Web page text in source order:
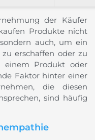
der Käufer
Produkte nicht
auch, um ein
erschaffen oder zu
einem Produkt oder
Faktor hinter einer
die diesen
sind häufig